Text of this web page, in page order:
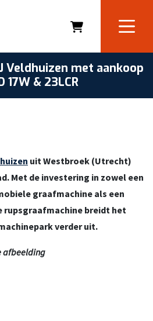
Veldhuizen met aankoop
17W & 23LCR
uit Westbroek (Utrecht)
Met de investering in zowel een
graafmachine als een
rupsgraafmachine breidt het
verder uit.
afbeelding